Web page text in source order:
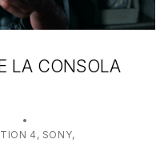
LA CONSOLA
4 , SONY,